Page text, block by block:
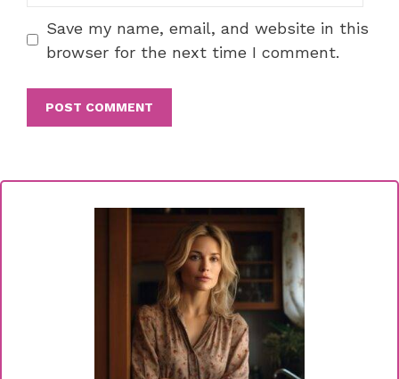
Save my name, email, and website in this
browser for the next time I comment.